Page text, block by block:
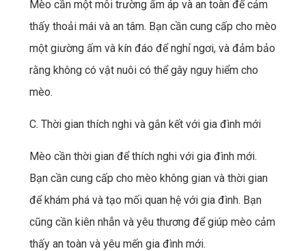
Mèo cần một môi trường ấm áp và an toàn để cảm
thấy thoải mái và an tâm. Bạn cần cung cấp cho mèo
một giường ấm và kín đáo để nghỉ ngơi, và đảm bảo
rằng không có vật nuôi có thể gây nguy hiểm cho
mèo.
C. Thời gian thích nghi và gắn kết với gia đình mới
Mèo cần thời gian để thích nghi với gia đình mới.
Bạn cần cung cấp cho mèo không gian và thời gian
để khám phá và tạo mối quan hệ với gia đình. Bạn
cũng cần kiên nhẫn và yêu thương để giúp mèo cảm
thấy an toàn và yêu mến gia đình mới.